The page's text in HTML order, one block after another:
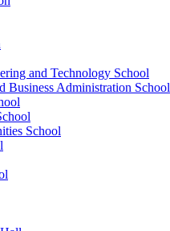
and Technology School
Business Administration School
School